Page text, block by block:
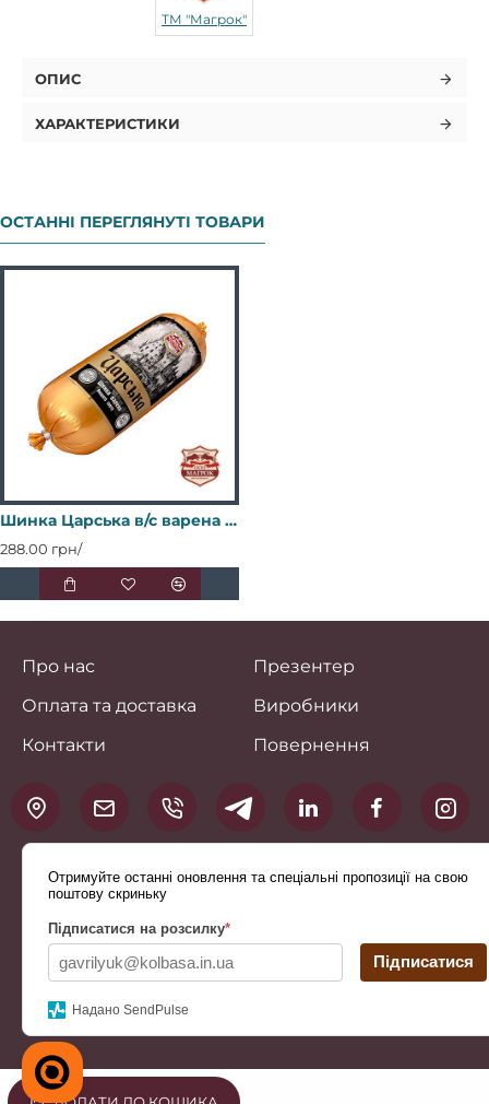
ТМ "Магрок"
ОПИС
ХАРАКТЕРИСТИКИ
ОСТАННІ ПЕРЕГЛЯНУТІ ТОВАРИ
Шинка Царська в/с варена (п/а - 65) 0,5 кг ТМ "Магрок"
288.00 грн/
Про нас
Оплата та доставка
Контакти
Презентер
Виробники
Повернення
Отримуйте останні оновлення та спеціальні пропозиції на свою
поштову скриньку
Підписатися на розсилку*
Підписатися
Надано SendPulse